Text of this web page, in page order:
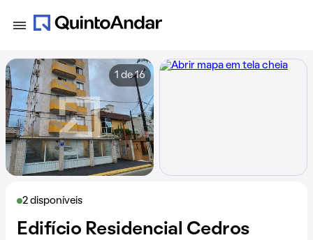
2 disponíveis
Edifício Residencial Cedros
1 de 16